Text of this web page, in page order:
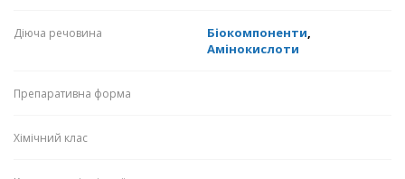
Діюча речовина Біокомпоненти,
Амінокислоти
Препаративна форма
Хімічний клас